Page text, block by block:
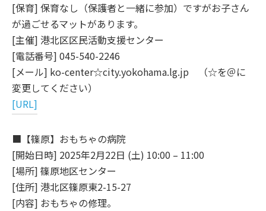
[保育] 保育なし（保護者と一緒に参加）ですがお子さん
が過ごせるマットがあります。
[主催] 港北区区民活動支援センター
[電話番号] 045-540-2246
[メール] ko-center☆city.yokohama.lg.jp （☆を＠に
変更してください）
[URL]
■【篠原】おもちゃの病院
[開始日時] 2025年2月22日 (土) 10:00 – 11:00
[場所] 篠原地区センター
[住所] 港北区篠原東2-15-27
[内容] おもちゃの修理。